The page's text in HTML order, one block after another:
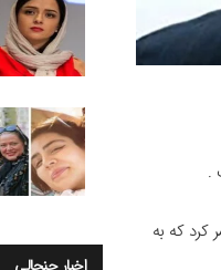
.
کرد که به